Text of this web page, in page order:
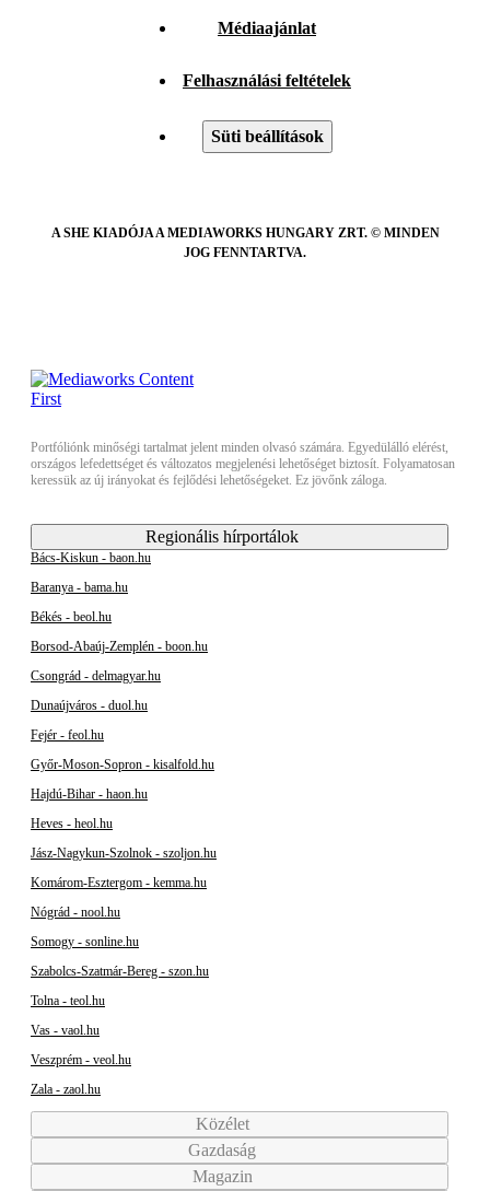
Médiaajánlat
Felhasználási feltételek
Süti beállítások
A SHE KIADÓJA A MEDIAWORKS HUNGARY ZRT. © MINDEN
JOG FENNTARTVA.
Portfóliónk minőségi tartalmat jelent minden olvasó számára. Egyedülálló elérést,
országos lefedettséget és változatos megjelenési lehetőséget biztosít. Folyamatosan
keressük az új irányokat és fejlődési lehetőségeket. Ez jövőnk záloga.
Regionális hírportálok
Bács-Kiskun - baon.hu
Baranya - bama.hu
Békés - beol.hu
Borsod-Abaúj-Zemplén - boon.hu
Csongrád - delmagyar.hu
Dunaújváros - duol.hu
Fejér - feol.hu
Győr-Moson-Sopron - kisalfold.hu
Hajdú-Bihar - haon.hu
Heves - heol.hu
Jász-Nagykun-Szolnok - szoljon.hu
Komárom-Esztergom - kemma.hu
Nógrád - nool.hu
Somogy - sonline.hu
Szabolcs-Szatmár-Bereg - szon.hu
Tolna - teol.hu
Vas - vaol.hu
Veszprém - veol.hu
Zala - zaol.hu
Közélet
Gazdaság
Magazin